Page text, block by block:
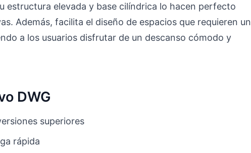
estructura elevada y base cilíndrica lo hacen perfecto
Además, facilita el diseño de espacios que requieren un
a los usuarios disfrutar de un descanso cómodo y
DWG
superiores
rápida